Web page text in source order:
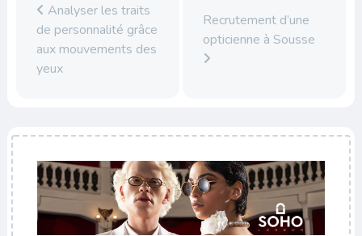
Analyser les traits
de personnalité grâce
aux mouvements des
yeux
Recrutement d’une
opticienne à Sousse